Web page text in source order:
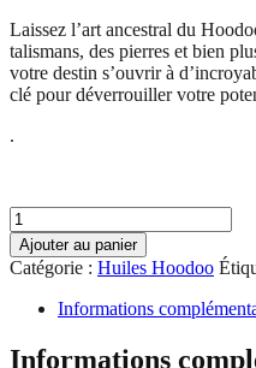
Laissez l’art ancestral du
talismans, des pierres et bien
votre destin s’ouvrir à
clé pour déverrouiller votre
.
quantité
de
Huile
Hoodoo
Ouvre
chemins
(Road
Ajouter au panier
Catégorie : Huiles Hoodoo
Informations
Informations